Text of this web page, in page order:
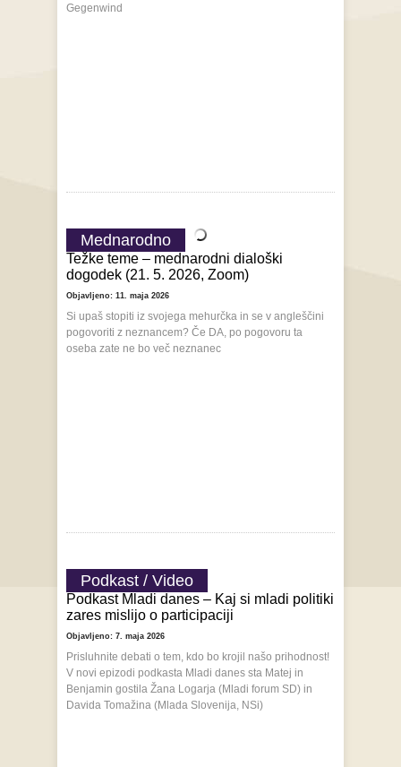
Gegenwind
Mednarodno
Težke teme – mednarodni dialoški
dogodek (21. 5. 2026, Zoom)
Objavljeno: 11. maja 2026
Si upaš stopiti iz svojega mehurčka in se v angleščini
pogovoriti z neznancem? Če DA, po pogovoru ta
oseba zate ne bo več neznanec
Podkast / Video
Podkast Mladi danes – Kaj si mladi politiki
zares mislijo o participaciji
Objavljeno: 7. maja 2026
Prisluhnite debati o tem, kdo bo krojil našo prihodnost!
V novi epizodi podkasta Mladi danes sta Matej in
Benjamin gostila Žana Logarja (Mladi forum SD) in
Davida Tomažina (Mlada Slovenija, NSi)